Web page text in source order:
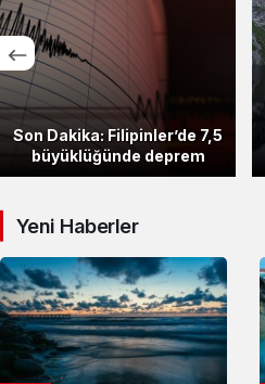
Son Dakika: Filipinler’de 7,5
büyüklüğünde deprem
Yeni Haberler